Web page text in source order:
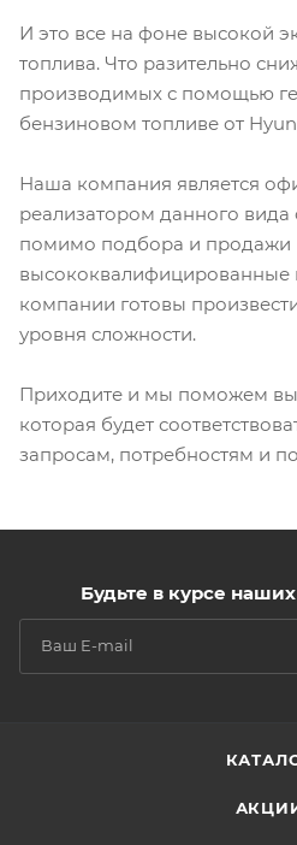
И это все на фоне высокой
топлива. Что разительно
производимых с помощью
бензиновом топливе от
Наша компания является
реализатором данного вида
помимо подбора и продажи
высококвалифицированные
компании готовы
уровня сложности.
Приходите и мы поможем
которая будет
запросам, потребностям и
Будьте в курсе